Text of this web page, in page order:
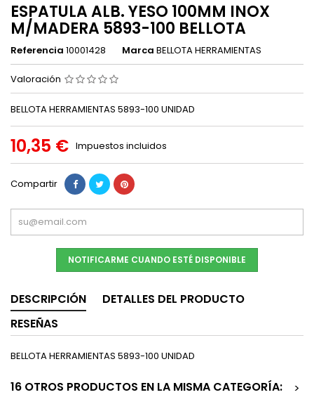
ESPATULA ALB. YESO 100MM INOX
M/MADERA 5893-100 BELLOTA
Referencia 10001428 Marca BELLOTA HERRAMIENTAS
Valoración
BELLOTA HERRAMIENTAS 5893-100 UNIDAD
10,35 € Impuestos incluidos
Compartir
NOTIFICARME CUANDO ESTÉ DISPONIBLE
DESCRIPCIÓN
DETALLES DEL PRODUCTO
RESEÑAS
BELLOTA HERRAMIENTAS 5893-100 UNIDAD
16 OTROS PRODUCTOS EN LA MISMA CATEGORÍA:
>